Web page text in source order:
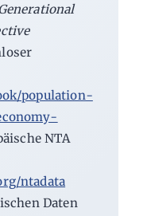
population-
NTA
ntadata
Daten